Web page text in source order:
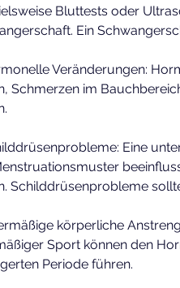
Bluttests oder
Ein
Veränderungen:
Schmerzen im
Eine
Schilddrüsenprobleme
körperliche
Sport können den
Periode führen.